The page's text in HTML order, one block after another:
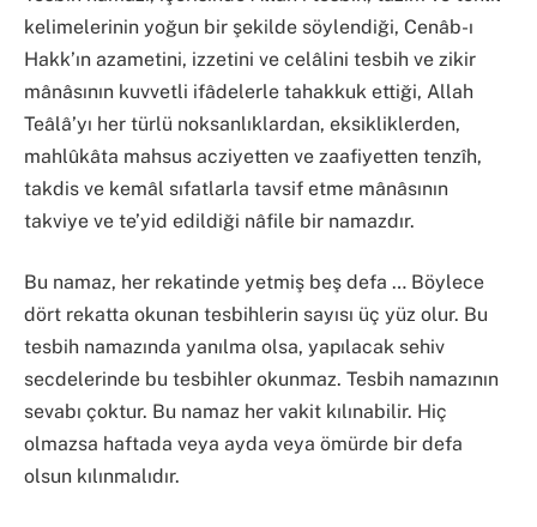
kelimelerinin yoğun bir şekilde söylendiği, Cenâb-ı
Hakk’ın azametini, izzetini ve celâlini tesbih ve zikir
mânâsının kuvvetli ifâdelerle tahakkuk ettiği, Allah
Teâlâ’yı her türlü noksanlıklardan, eksikliklerden,
mahlûkâta mahsus acziyetten ve zaafiyetten tenzîh,
takdis ve kemâl sıfatlarla tavsif etme mânâsının
takviye ve te’yid edildiği nâfile bir namazdır.
Bu namaz, her rekatinde yetmiş beş defa … Böylece
dört rekatta okunan tesbihlerin sayısı üç yüz olur. Bu
tesbih namazında yanılma olsa, yapılacak sehiv
secdelerinde bu tesbihler okunmaz. Tesbih namazının
sevabı çoktur. Bu namaz her vakit kılınabilir. Hiç
olmazsa haftada veya ayda veya ömürde bir defa
olsun kılınmalıdır.